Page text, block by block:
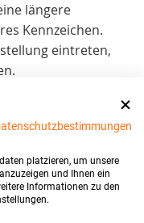
längere
Kennzeichen.
eintreten,
ZU
Möglichkeiten und
sichern nur
platzieren, um unsere
und Ihnen ein
Informationen zu den